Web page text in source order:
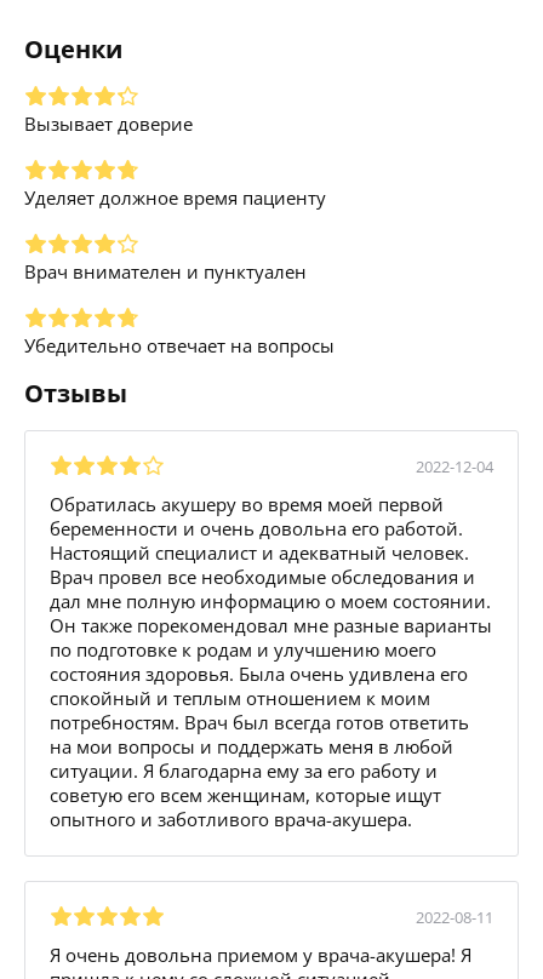
Оценки
Вызывает доверие
Уделяет должное время пациенту
Врач внимателен и пунктуален
Убедительно отвечает на вопросы
Отзывы
2022-12-04
Обратилась акушеру во время моей первой
беременности и очень довольна его работой.
Настоящий специалист и адекватный человек.
Врач провел все необходимые обследования и
дал мне полную информацию о моем состоянии.
Он также порекомендовал мне разные варианты
по подготовке к родам и улучшению моего
состояния здоровья. Была очень удивлена его
спокойный и теплым отношением к моим
потребностям. Врач был всегда готов ответить
на мои вопросы и поддержать меня в любой
ситуации. Я благодарна ему за его работу и
советую его всем женщинам, которые ищут
опытного и заботливого врача-акушера.
2022-08-11
Я очень довольна приемом у врача-акушера! Я